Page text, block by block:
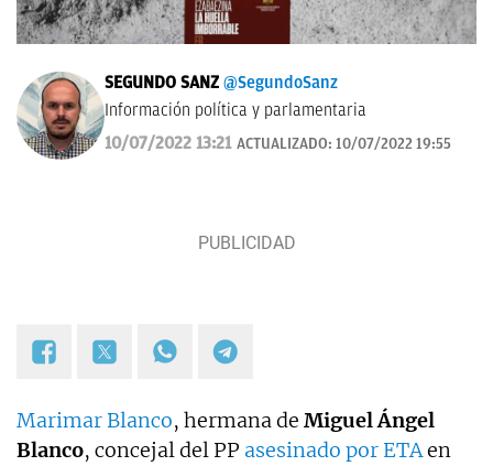
SEGUNDO SANZ @SegundoSanz
Información política y parlamentaria
10/07/2022 13:21 ACTUALIZADO: 10/07/2022 19:55
Marimar Blanco, hermana de Miguel Ángel
Blanco, concejal del PP asesinado por ETAen